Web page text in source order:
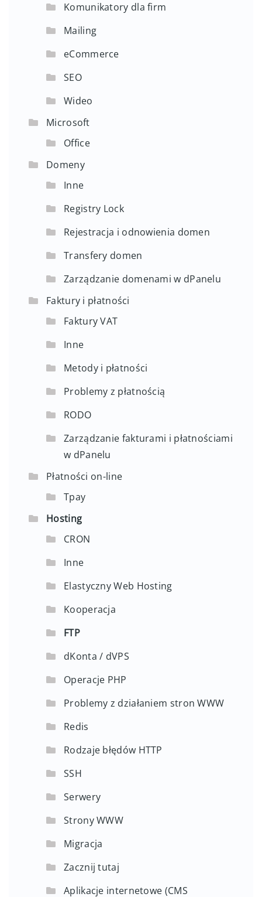
Komunikatory dla firm
Mailing
eCommerce
SEO
Wideo
Microsoft
Office
Domeny
Inne
Registry Lock
Rejestracja i odnowienia domen
Transfery domen
Zarządzanie domenami w dPanelu
Faktury i płatności
Faktury VAT
Inne
Metody i płatności
Problemy z płatnością
RODO
Zarządzanie fakturami i płatnościami
w dPanelu
Płatności on-line
Tpay
Hosting
CRON
Inne
Elastyczny Web Hosting
Kooperacja
FTP
dKonta / dVPS
Operacje PHP
Problemy z działaniem stron WWW
Redis
Rodzaje błędów HTTP
SSH
Serwery
Strony WWW
Migracja
Zacznij tutaj
Aplikacje internetowe (CMS